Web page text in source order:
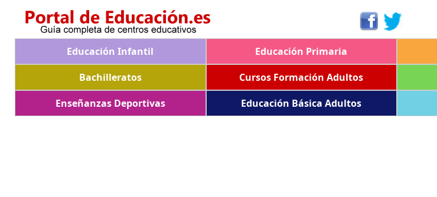
Educación Infantil Educación Primaria
Bachilleratos
Cursos Formación Adultos
Enseñanzas Deportivas
Educación Básica Adultos